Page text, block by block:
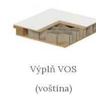
Výplň
(voština)